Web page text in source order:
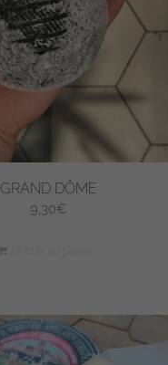
GRAND DÔME
9,30€